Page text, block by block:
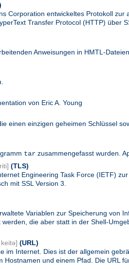
Corporation entwickeltes Protokoll
Transfer Protocol (HTTP) über
Anweisungen in HMTL-Dateien.
von Eric A. Young
die einen einzigen geheimen Schlüssel
tar zusammengefasst wurden.
(TLS)
Engineering Task Force (IETF)
mit SSL Version 3.
Variablen zur Speicherung von
die aber statt in der Shell-
(URL)
im Internet. Dies ist der allgemein
Hostnamen und einem Pfad. Die URL